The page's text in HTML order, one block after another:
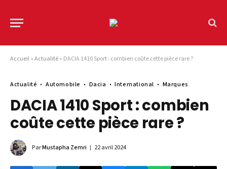
Accueil»Actualité» DACIA 1410 Sport : combien coûte cette pièce rare ?
Actualité Automobile Dacia International Marques
DACIA 1410 Sport : combien
coûte cette pièce rare ?
ParMustapha Zemri 22 avril 2024